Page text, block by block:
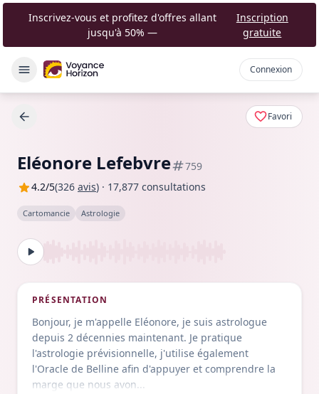
Inscrivez-vous et profitez d'offres allant
jusqu'à 50% —
Inscription
gratuite
Connexion
Favori
Eléonore Lefebvre
759
4.2/5(326 avis) · 17,877 consultations
Cartomancie Astrologie
PRÉSENTATION
Bonjour, je m'appelle Eléonore, je suis astrologue
depuis 2 décennies maintenant. Je pratique
l'astrologie prévisionnelle, j'utilise également
l'Oracle de Belline afin d'appuyer et comprendre la
marge que nous avon...